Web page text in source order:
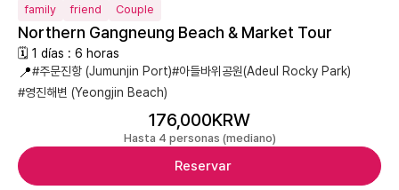
family friend Couple
Northern Gangneung Beach & Market Tour
🗓 1 días : 6 horas
📍#주문진항 (Jumunjin Port)#아들바위공원(Adeul Rocky Park)
#영진해변 (Yeongjin Beach)
176,000KRW
Hasta 4 personas (mediano)
Reservar